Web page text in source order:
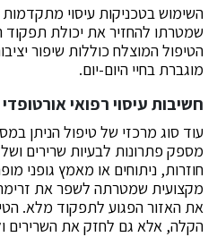
השימוש בטכניקות עיסוי
שמטרתו להחזיר את יכולת תפקוד
הטיפול המוצלח כוללות שיפור
מוגברת בחיי היום-יום.
חשיבות עיסוי רפואי
עוד סוג מרכזי של טיפול הניתן
מספק פתרונות לבעיות שרירים
חוזרות, ניתוחים או מאמץ גופני
מקצועית שמטרתה לשפר את
את האזור הפגוע לתפקוד מלא.
הקלה, אלא גם לחזק את השרירים